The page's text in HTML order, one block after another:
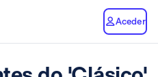
Aceder